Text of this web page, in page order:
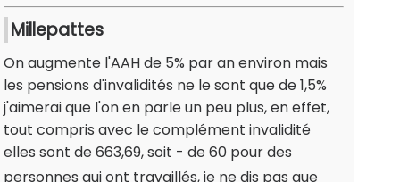
Millepattes
On augmente l'AAH de 5% par an environ mais
les pensions d'invalidités ne le sont que de 1,5%
j'aimerai que l'on en parle un peu plus, en effet,
tout compris avec le complément invalidité
elles sont de 663,69, soit - de 60 pour des
personnes qui ont travaillés, je ne dis pas que